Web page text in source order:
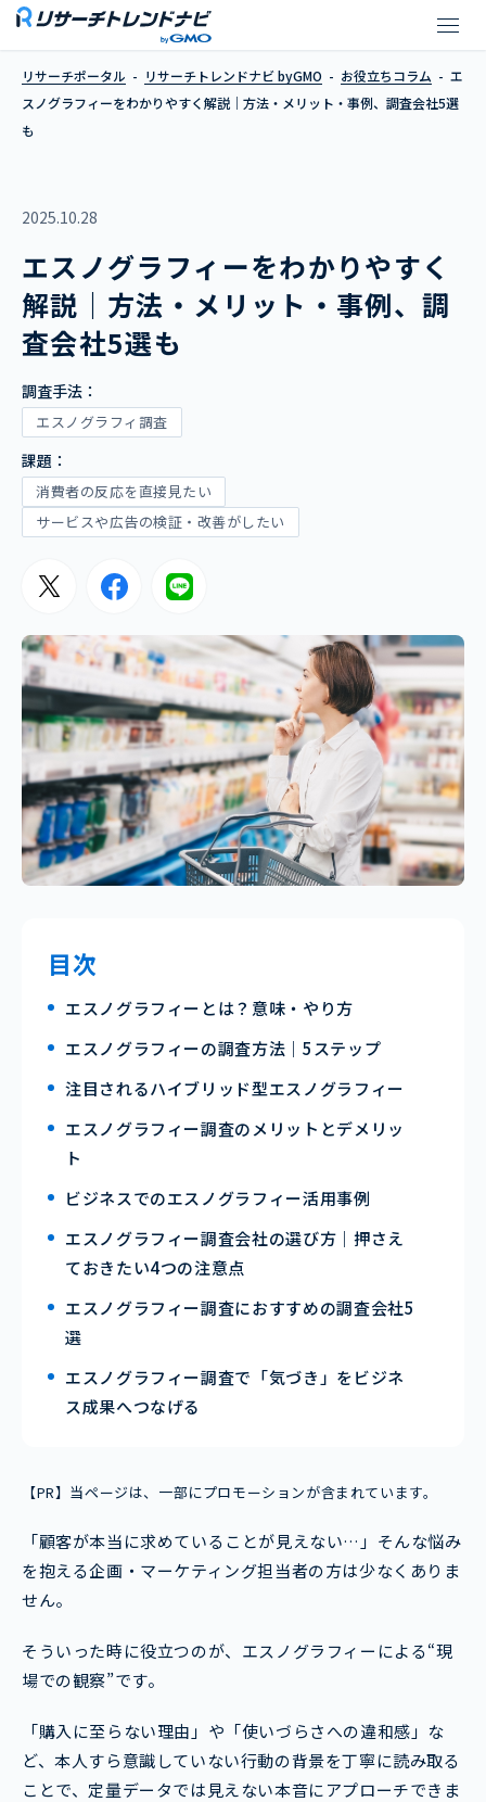
エスノグラフィーをわかりやす
リサーチポータル リサーチトレンドナビ byGMO お役立ちコラム
エ
スノグラフィーをわかりやすく解説｜方法・メリット・事例、調査会社5選
も
2025.10.28
エスノグラフィーをわかりやすく
解説｜方法・メリット・事例、調
査会社5選も
調査手法：
エスノグラフィ調査
課題：
消費者の反応を直接見たい
サービスや広告の検証・改善がしたい
目次
エスノグラフィーとは？意味・やり方
エスノグラフィーの調査方法｜5ステップ
注目されるハイブリッド型エスノグラフィー
エスノグラフィー調査のメリットとデメリッ
ト
ビジネスでのエスノグラフィー活用事例
エスノグラフィー調査会社の選び方｜押さえ
ておきたい4つの注意点
エスノグラフィー調査におすすめの調査会社5
選
エスノグラフィー調査で「気づき」をビジネ
ス成果へつなげる
【PR】当ページは、一部にプロモーションが含まれています。
「顧客が本当に求めていることが見えない…」そんな悩み
を抱える企画・マーケティング担当者の方は少なくありま
せん。
そういった時に役立つのが、エスノグラフィーによる“現
場での観察”です。
「購入に至らない理由」や「使いづらさへの違和感」な
ど、本人すら意識していない行動の背景を丁寧に読み取る
ことで、定量データでは見えない本音にアプローチできま